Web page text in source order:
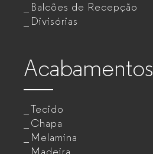
Balcões de Recepção
Divisórias
Acabamentos
Tecido
Chapa
Melamina